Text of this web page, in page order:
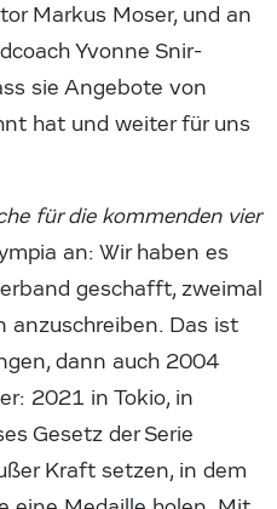
Markus Moser, und an
Yvonne Snir-
sie Angebote von
hat und weiter für uns
für die kommenden vier
an: Wir haben es
geschafft, zweimal
anzuschreiben. Das ist
dann auch 2004
2021 in Tokio, in
Gesetz der Serie
Kraft setzen, in dem